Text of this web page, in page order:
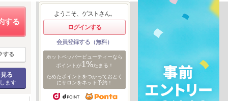
する
する
る
ます
ようこそ、ゲストさん。
ログインする
会員登録する（無料）
ホットペッパービューティーなら
ポイントが1%たまる！
ためたポイントをつかっておとく
にサロンをネット予約！